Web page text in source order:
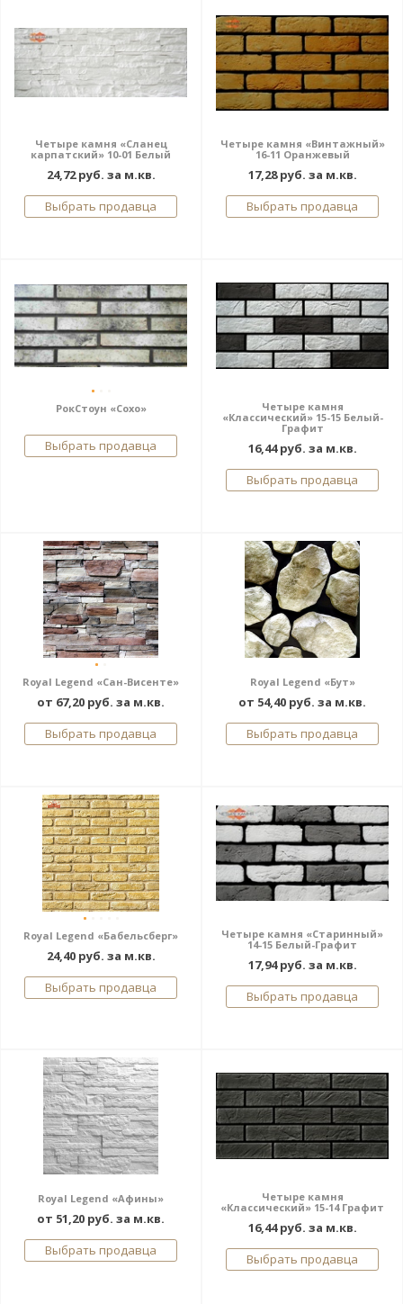
Четыре камня «Сланец
карпатский» 10-01 Белый
24,72 руб. за м.кв.
Выбрать продавца
Четыре камня «Винтажный»
16-11 Оранжевый
17,28 руб. за м.кв.
Выбрать продавца
РокСтоун «Сохо»
Выбрать продавца
Четыре камня
«Классический» 15-15 Белый-
Графит
16,44 руб. за м.кв.
Выбрать продавца
Royal Legend «Сан-Висенте»
от 67,20 руб. за м.кв.
Выбрать продавца
Royal Legend «Бут»
от 54,40 руб. за м.кв.
Выбрать продавца
Royal Legend «Бабельсберг»
24,40 руб. за м.кв.
Выбрать продавца
Четыре камня «Старинный»
14-15 Белый-Графит
17,94 руб. за м.кв.
Выбрать продавца
Royal Legend «Афины»
от 51,20 руб. за м.кв.
Выбрать продавца
Четыре камня
«Классический» 15-14 Графит
16,44 руб. за м.кв.
Выбрать продавца